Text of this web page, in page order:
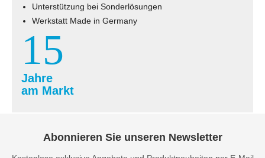
Unterstützung bei Sonderlösungen
Werkstatt Made in Germany
15
Jahre
am Markt
Abonnieren Sie unseren Newsletter